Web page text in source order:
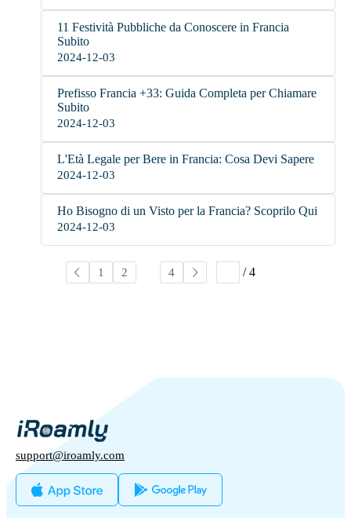
11 Festività Pubbliche da Conoscere in Francia
Subito
2024-12-03
Prefisso Francia +33: Guida Completa per Chiamare
Subito
2024-12-03
L'Età Legale per Bere in Francia: Cosa Devi Sapere
2024-12-03
Ho Bisogno di un Visto per la Francia? Scoprilo Qui
2024-12-03
1 2 4 / 4
support@iroamly.com